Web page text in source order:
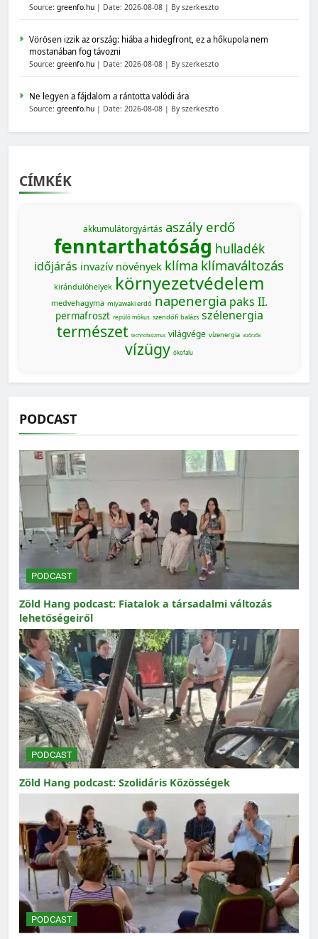
Source: greenfo.hu Date: 2026-08-08 By szerkeszto
Vörösen izzik az ország: hiába a hidegfront, ez a hőkupola nem
mostanában fog távozni
Source: greenfo.hu Date: 2026-08-08 By szerkeszto
Ne legyen a fájdalom a rántotta valódi ára
Source: greenfo.hu Date: 2026-08-08 By szerkeszto
CÍMKÉK
akkumulátorgyártás aszály erdő
fenntarthatóság hulladék
időjárás invazív növények klíma klímaváltozás
kirándulóhelyek környezetvédelem
medvehagyma miyawaki erdő napenergia paks II.
permafroszt repülő mókus szendőfi balázs szélenergia
természet technofasizmus világvége vízenergia vízőrzők
vízügy ökofalu
PODCAST
PODCAST
Zöld Hang podcast: Fiatalok a társadalmi változás
lehetőségeiről
PODCAST
Zöld Hang podcast: Szolidáris Közösségek
PODCAST